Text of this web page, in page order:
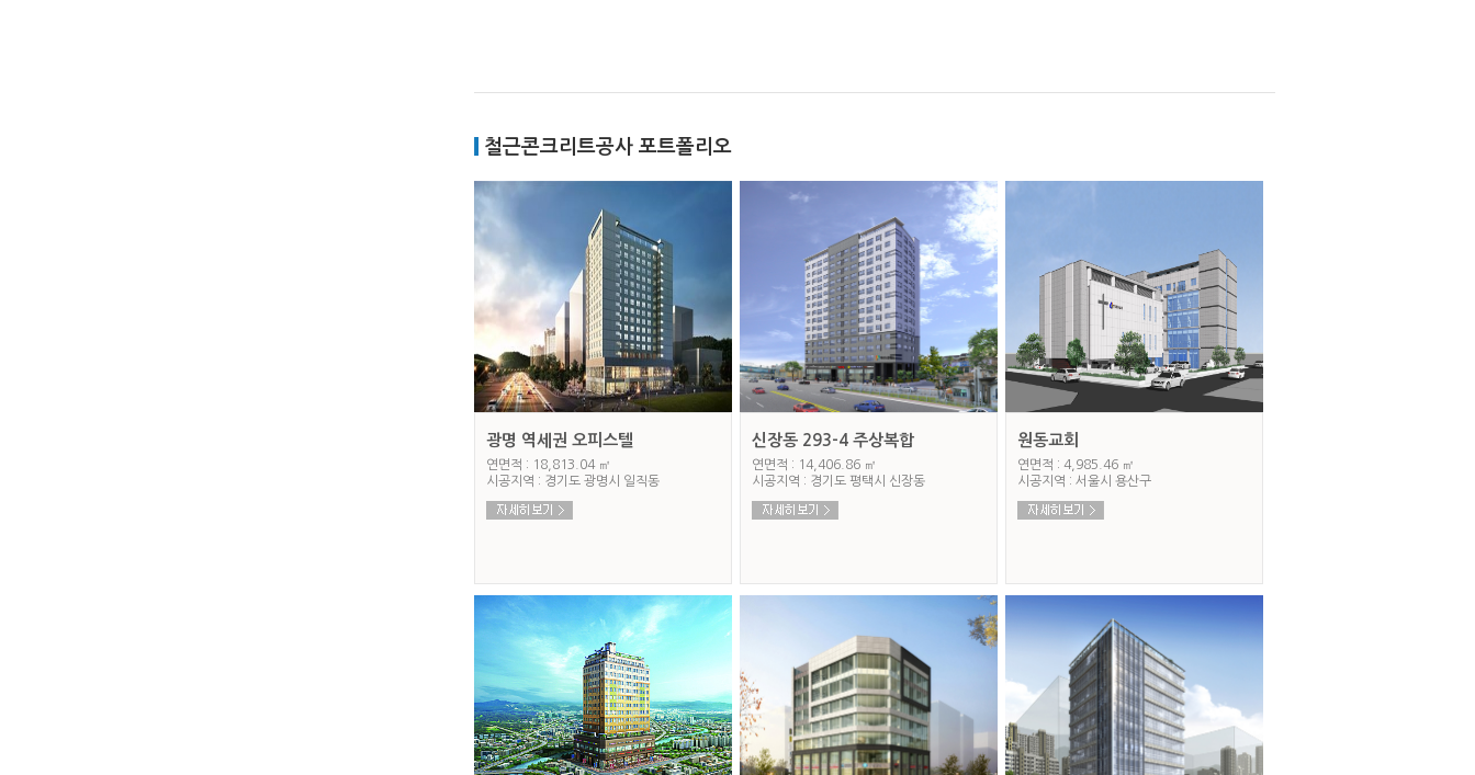
철근콘크리트공사 포트폴리오
광명 역세권 오피스텔
연면적 : 18,813.04 ㎡
시공지역 : 경기도 광명시 일직동
신장동 293-4 주상복합
연면적 : 14,406.86 ㎡
시공지역 : 경기도 평택시 신장동
원동교회
연면적 : 4,985.46 ㎡
시공지역 : 서울시 용산구